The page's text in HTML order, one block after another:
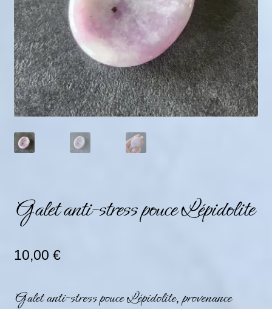
Packs
Carte Cadeau
Qui suis-je ?
Avis clients
Mon compte
Galet anti-stress pouce Lépidolite
10,00 €
Galet anti-stress pouce Lépidolite, provenance